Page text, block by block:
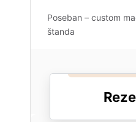
Poseban – custom
štanda